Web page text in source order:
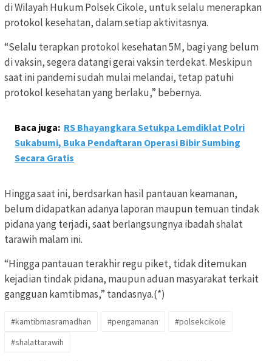
di Wilayah Hukum Polsek Cikole, untuk selalu menerapkan
protokol kesehatan, dalam setiap aktivitasnya.
“Selalu terapkan protokol kesehatan 5M, bagi yang belum
di vaksin, segera datangi gerai vaksin terdekat. Meskipun
saat ini pandemi sudah mulai melandai, tetap patuhi
protokol kesehatan yang berlaku,” bebernya.
Baca juga: RS Bhayangkara Setukpa Lemdiklat Polri
Sukabumi, Buka Pendaftaran Operasi Bibir Sumbing
Secara Gratis
Hingga saat ini, berdsarkan hasil pantauan keamanan,
belum didapatkan adanya laporan maupun temuan tindak
pidana yang terjadi, saat berlangsungnya ibadah shalat
tarawih malam ini.
“Hingga pantauan terakhir regu piket, tidak ditemukan
kejadian tindak pidana, maupun aduan masyarakat terkait
gangguan kamtibmas,” tandasnya.(*)
#kamtibmasramadhan #pengamanan
#polsekcikole
#shalattarawih